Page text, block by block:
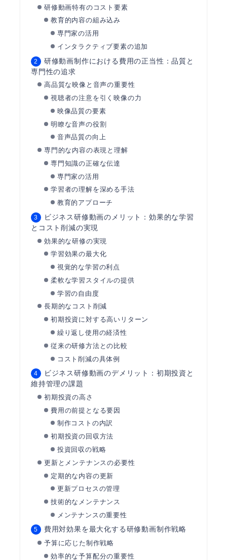
研修動画特有のコスト要素
教育的内容の組み込み
専門家の活用
インタラクティブ要素の追加
研修動画制作における費用の正当性：品質と
専門性の追求
高品質な映像と音声の重要性
視聴者の注意を引く映像の力
映像品質の要素
明瞭な音声の役割
音声品質の向上
専門的な内容の表現と理解
専門知識の正確な伝達
専門家の活用
学習者の理解を深める手法
教育的アプローチ
ビジネス研修動画のメリット：効果的な学習
とコスト削減の実現
効果的な研修の実現
学習効果の最大化
視覚的な学習の利点
柔軟な学習スタイルの提供
学習の自由度
長期的なコスト削減
初期投資に対する高いリターン
繰り返し使用の経済性
従来の研修方法との比較
コスト削減の具体例
ビジネス研修動画のデメリット：初期投資と
維持管理の課題
初期投資の高さ
費用の前提となる要因
制作コストの内訳
初期投資の回収方法
投資回収の戦略
更新とメンテナンスの必要性
定期的な内容の更新
更新プロセスの管理
技術的なメンテナンス
メンテナンスの重要性
費用対効果を最大化する研修動画制作戦略
予算に応じた制作戦略
効率的な予算配分の重要性